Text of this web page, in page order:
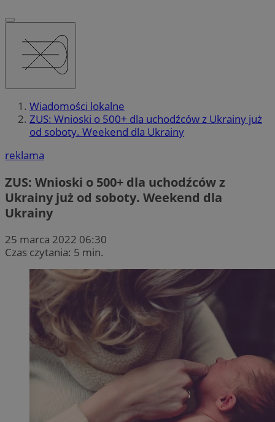
Wiadomości lokalne
ZUS: Wnioski o 500+ dla uchodźców z Ukrainy już
od soboty. Weekend dla Ukrainy
reklama
ZUS: Wnioski o 500+ dla uchodźców z
Ukrainy już od soboty. Weekend dla
Ukrainy
25 marca 2022 06:30
Czas czytania: 5 min.